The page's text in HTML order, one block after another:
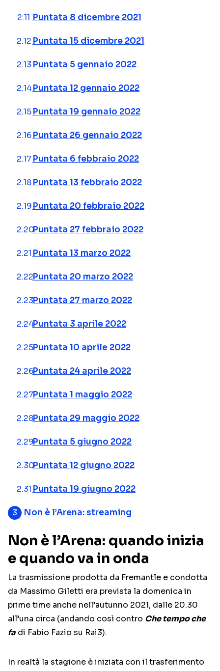
Puntata 8 dicembre 2021
Puntata 15 dicembre 2021
Puntata 5 gennaio 2022
Puntata 12 gennaio 2022
Puntata 19 gennaio 2022
Puntata 26 gennaio 2022
Puntata 6 febbraio 2022
Puntata 13 febbraio 2022
Puntata 20 febbraio 2022
Puntata 27 febbraio 2022
Puntata 13 marzo 2022
Puntata 20 marzo 2022
Puntata 27 marzo 2022
Puntata 3 aprile 2022
Puntata 10 aprile 2022
Puntata 24 aprile 2022
Puntata 1 maggio 2022
Puntata 29 maggio 2022
Puntata 5 giugno 2022
Puntata 12 giugno 2022
Puntata 19 giugno 2022
Non è l’Arena: streaming
Non è l’Arena: quando inizia
e quando va in onda
La trasmissione prodotta da Fremantle e condotta
da Massimo Giletti era prevista la domenica in
prime time anche nell’autunno 2021, dalle 20.30
all’una circa (andando così contro Che tempo che
fa di Fabio Fazio su Rai3).
In realtà la stagione è iniziata con il trasferimento